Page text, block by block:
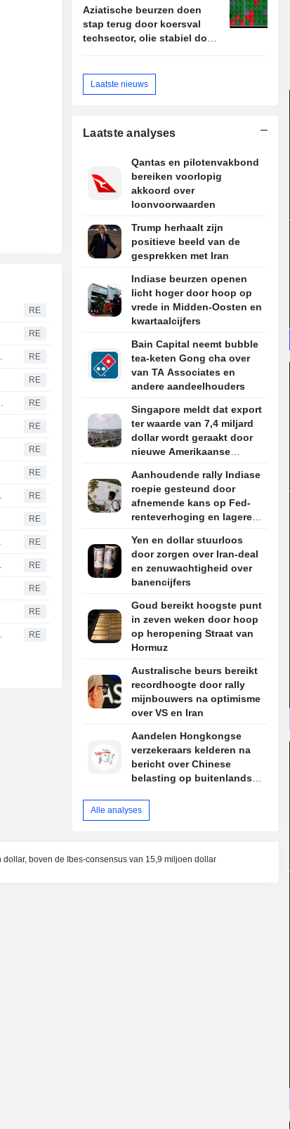
RE
RE
aldus bron RE
RE
en lagere olieprijzen RE
RE
RE
RE
RE
RE
bank RE
olieprijzen RE
RE
RE
en lagere olieprijzen RE
Aziatische beurzen doen
stap terug door koersval
techsector, olie stabiel door
Laatste nieuws
Laatste analyses
Qantas en pilotenvakbond
bereiken voorlopig
akkoord over
loonvoorwaarden
Trump herhaalt zijn
positieve beeld van de
gesprekken met Iran
Indiase beurzen openen
licht hoger door hoop op
vrede in Midden-Oosten en
kwartaalcijfers
Bain Capital neemt bubble
tea-keten Gong cha over
van TA Associates en
andere aandeelhouders
Singapore meldt dat export
ter waarde van 7,4 miljard
dollar wordt geraakt door
nieuwe Amerikaanse
Aanhoudende rally Indiase
roepie gesteund door
afnemende kans op Fed-
renteverhoging en lagere
Yen en dollar stuurloos
door zorgen over Iran-deal
en zenuwachtigheid over
banencijfers
Goud bereikt hoogste punt
in zeven weken door hoop
op heropening Straat van
Hormuz
Australische beurs bereikt
recordhoogte door rally
mijnbouwers na optimisme
over VS en Iran
Aandelen Hongkongse
verzekeraars kelderen na
bericht over Chinese
belasting op buitenlandse
Alle analyses
boven de Ibes-consensus van 15,9 miljoen dollar